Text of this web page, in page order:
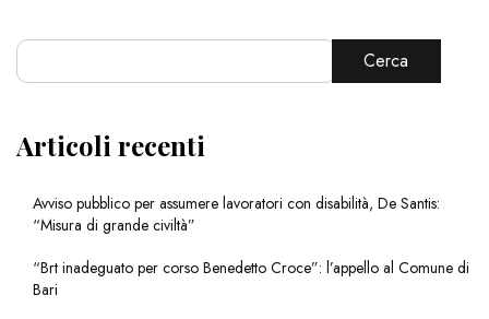
Cerca
Articoli recenti
Avviso pubblico per assumere lavoratori con disabilità, De Santis:
“Misura di grande civiltà”
“Brt inadeguato per corso Benedetto Croce”: l’appello al Comune di
Bari